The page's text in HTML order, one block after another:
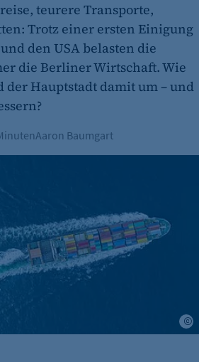
teurere Transporte,
Trotz einer ersten Einigung
den USA belasten die
die Berliner Wirtschaft. Wie
der Hauptstadt damit um – und
Aaron Baumgart
nach erster Einigung